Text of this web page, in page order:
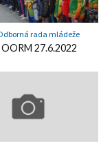
rada mládeže
OORM 27.6.2022